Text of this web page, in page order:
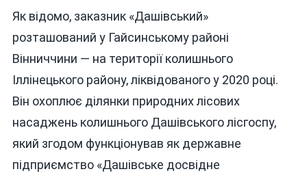
Як відомо, заказник «Дашівський»
розташований у Гайсинському районі
Вінниччини — на території колишнього
Іллінецького району, ліквідованого у 2020 році.
Він охоплює ділянки природних лісових
насаджень колишнього Дашівського лісгоспу,
який згодом функціонував як державне
підприємство «Дашівське досвідне